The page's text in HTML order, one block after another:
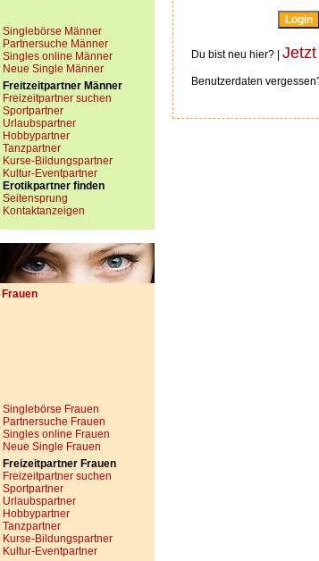
Singlebörse Männer
Partnersuche Männer
Singles online Männer
Neue Single Männer
Freitzeitpartner Männer
Freizeitpartner suchen
Sportpartner
Urlaubspartner
Hobbypartner
Tanzpartner
Kurse-Bildungspartner
Kultur-Eventpartner
Erotikpartner finden
Seitensprung
Kontaktanzeigen
Frauen
Singlebörse Frauen
Partnersuche Frauen
Singles online Frauen
Neue Single Frauen
Freizeitpartner Frauen
Freizeitpartner suchen
Sportpartner
Urlaubspartner
Hobbypartner
Tanzpartner
Kurse-Bildungspartner
Kultur-Eventpartner
Du bist neu hier? |
Benutzerdaten